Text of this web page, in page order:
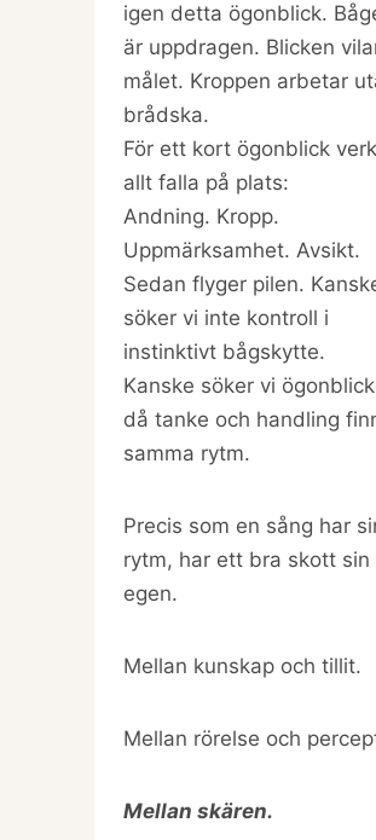
igen detta ögonblick.
är uppdragen. Blicken
målet. Kroppen arbetar
brådska.
För ett kort ögonblick
allt falla på plats:
Andning. Kropp.
Uppmärksamhet. Avsikt.
Sedan flyger pilen.
söker vi inte kontroll i
instinktivt bågskytte.
Kanske söker vi
då tanke och handling
samma rytm.
Precis som en sång har
rytm, har ett bra skott sin
egen.
Mellan kunskap och tillit.
Mellan rörelse och
Mellan skären.